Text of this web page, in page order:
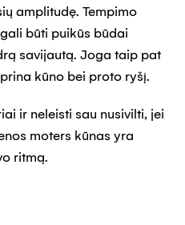
amplitudę. Tempimo
būti puikūs būdai
savijautą. Joga taip pat
kūno bei proto ryšį.
ir neleisti sau nusivilti, jei
moters kūnas yra
ritmą.